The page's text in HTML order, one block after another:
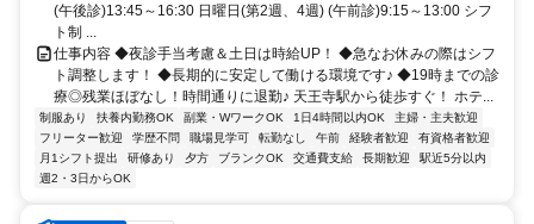
(午後診)13:45～16:30 日曜日(第2週、4週) (午前診)9:15～13:00 シフ
ト制 ...
仕事内容 ◆夜診手当考慮＆土日は時給UP！ ◆急なお休みの際はシフ
ト調整します！ ◆長期的に安定して働ける環境です♪ ◆19時までの診
療◎残業ほぼなし！時間通りに退勤♪ 天王寺駅から徒歩すぐ！ ホテ...
制服あり 扶養内勤務OK 副業・WワークOK 1日4時間以内OK
主婦・主夫歓迎
フリーター歓迎
学歴不問 職場見学可 転勤なし 午前 経験者歓迎
有資格者歓迎
月1シフト提出
研修あり 夕方 ブランクOK 交通費支給 長期歓迎
駅近5分以内
週2・3日からOK